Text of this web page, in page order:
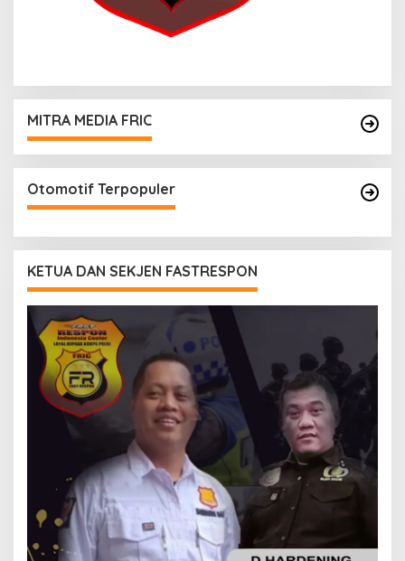
MITRA MEDIA FRIC
Otomotif Terpopuler
KETUA DAN SEKJEN FASTRESPON